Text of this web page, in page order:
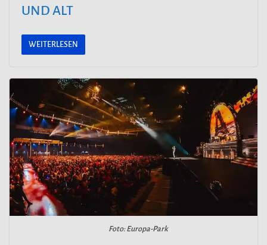
UND ALT
WEITERLESEN
Foto: Europa-Park